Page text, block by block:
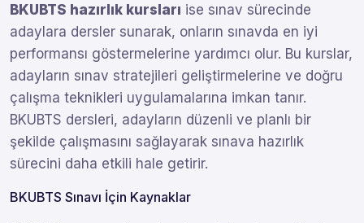
BKUBTS hazırlık kursları ise sınav sürecinde
adaylara dersler sunarak, onların sınavda en iyi
performansı göstermelerine yardımcı olur. Bu kurslar,
adayların sınav stratejileri geliştirmelerine ve doğru
çalışma teknikleri uygulamalarına imkan tanır.
BKUBTS dersleri, adayların düzenli ve planlı bir
şekilde çalışmasını sağlayarak sınava hazırlık
sürecini daha etkili hale getirir.
BKUBTS Sınavı İçin Kaynaklar